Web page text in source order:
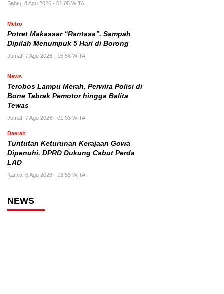
Sabtu, 8 Agu 2026 - 01:05 WITA
Metro
Potret Makassar “Rantasa”, Sampah
Dipilah Menumpuk 5 Hari di Borong
Jumat, 7 Agu 2026 - 16:56 WITA
News
Terobos Lampu Merah, Perwira Polisi di
Bone Tabrak Pemotor hingga Balita
Tewas
Jumat, 7 Agu 2026 - 01:03 WITA
Daerah
Tuntutan Keturunan Kerajaan Gowa
Dipenuhi, DPRD Dukung Cabut Perda
LAD
Kamis, 6 Agu 2026 - 13:55 WITA
NEWS